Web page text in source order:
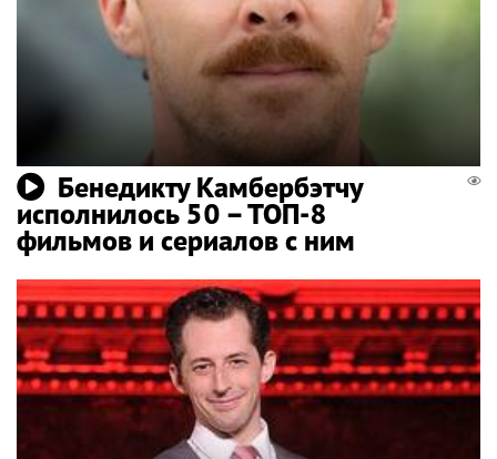
Бенедикту Камбербэтчу
исполнилось 50 – ТОП-8
фильмов и сериалов с ним